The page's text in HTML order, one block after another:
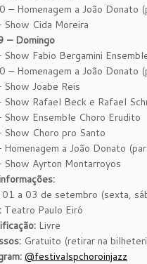
– Homenagem a João Donato
Show Cida Moreira
– Domingo
Show Fabio Bergamini
– Homenagem a João Donato
Show Joabe Reis
Show Rafael Beck e Rafael
Show Ensemble Choro Erudito
Show Choro pro Santo
Homenagem a João Donato
Show Ayrton Montarroyos
01 a 03 de setembro (sexta,
Teatro Paulo Eiró
Livre
Gratuito (retirar na
@festivalspchoroinjazz